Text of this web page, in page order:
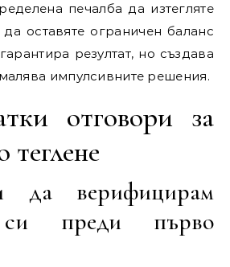
печалба да изтегляте
оставяте ограничен баланс
резултат, но създава
импулсивните решения.
отговори за
теглене
да верифицирам
преди първо